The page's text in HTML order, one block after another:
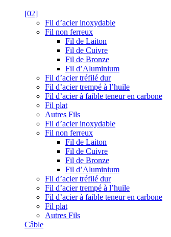
[02]
Fil d’acier inoxydable
Fil non ferreux
Fil de Laiton
Fil de Cuivre
Fil de Bronze
Fil d’Aluminium
Fil d’acier tréfilé dur
Fil d’acier trempé à l’huile
Fil d’acier à faible teneur en carbone
Fil plat
Autres Fils
Fil d’acier inoxydable
Fil non ferreux
Fil de Laiton
Fil de Cuivre
Fil de Bronze
Fil d’Aluminium
Fil d’acier tréfilé dur
Fil d’acier trempé à l’huile
Fil d’acier à faible teneur en carbone
Fil plat
Autres Fils
Câble